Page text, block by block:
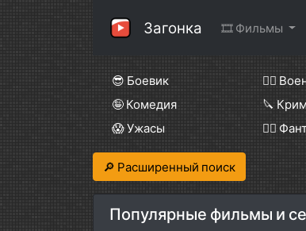
Загонка 🎞 Фильмы
😎 Боевик 👨‍✈️
🤪 Комедия
🔪
😱 Ужасы
🧙‍♀️
🔎 Расширенный поиск
Популярные фильмы и